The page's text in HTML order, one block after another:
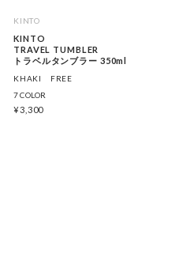
KINTO
KINTO
TRAVEL TUMBLER
トラベルタンブラー 350ml
KHAKI
FREE
7 COLOR
¥3,300